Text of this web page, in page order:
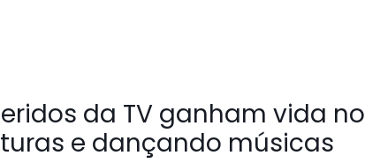
da TV ganham vida no
e dançando músicas